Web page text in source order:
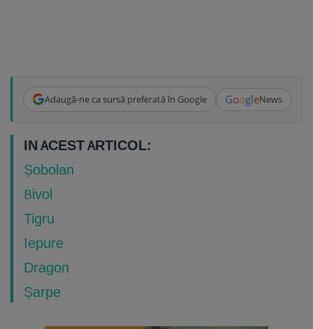
Adaugă-ne ca sursă preferată în Google GoogleNews
IN ACEST ARTICOL:
Șobolan
Bivol
Tigru
Iepure
Dragon
Șarpe